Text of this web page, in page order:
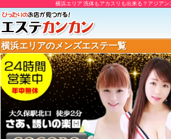
横浜エリア 洗体もアカスリも出来る？アジアン
横浜エリアのメンズエステ一覧